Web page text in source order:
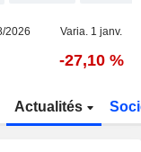
2026 Varia. 1 janv.
-27,10 %
Actualités